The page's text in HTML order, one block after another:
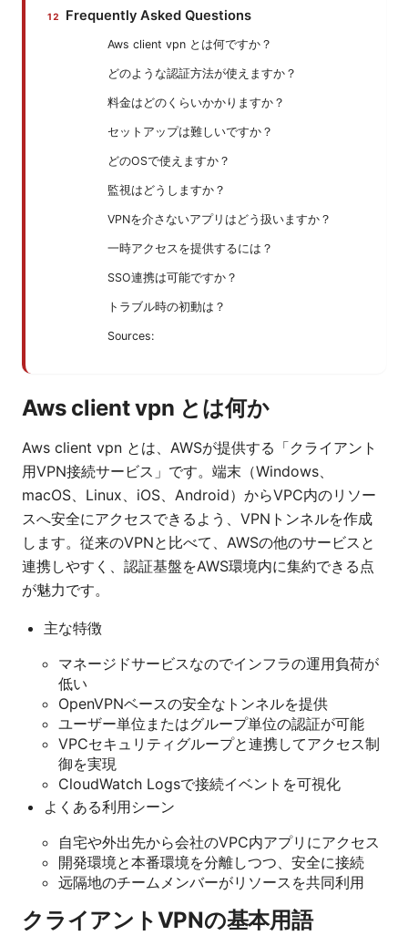
Frequently Asked Questions
Aws client vpn とは何ですか？
どのような認証方法が使えますか？
料金はどのくらいかかりますか？
セットアップは難しいですか？
どのOSで使えますか？
監視はどうしますか？
VPNを介さないアプリはどう扱いますか？
一時アクセスを提供するには？
SSO連携は可能ですか？
トラブル時の初動は？
Sources:
Aws client vpn とは何か
Aws client vpn とは、AWSが提供する「クライアント
用VPN接続サービス」です。端末（Windows、
macOS、Linux、iOS、Android）からVPC内のリソー
スへ安全にアクセスできるよう、VPNトンネルを作成
します。従来のVPNと比べて、AWSの他のサービスと
連携しやすく、認証基盤をAWS環境内に集約できる点
が魅力です。
主な特徴
マネージドサービスなのでインフラの運用負荷が
低い
OpenVPNベースの安全なトンネルを提供
ユーザー単位またはグループ単位の認証が可能
VPCセキュリティグループと連携してアクセス制
御を実現
CloudWatch Logsで接続イベントを可視化
よくある利用シーン
自宅や外出先から会社のVPC内アプリにアクセス
開発環境と本番環境を分離しつつ、安全に接続
远隔地のチームメンバーがリソースを共同利用
クライアントVPNの基本用語